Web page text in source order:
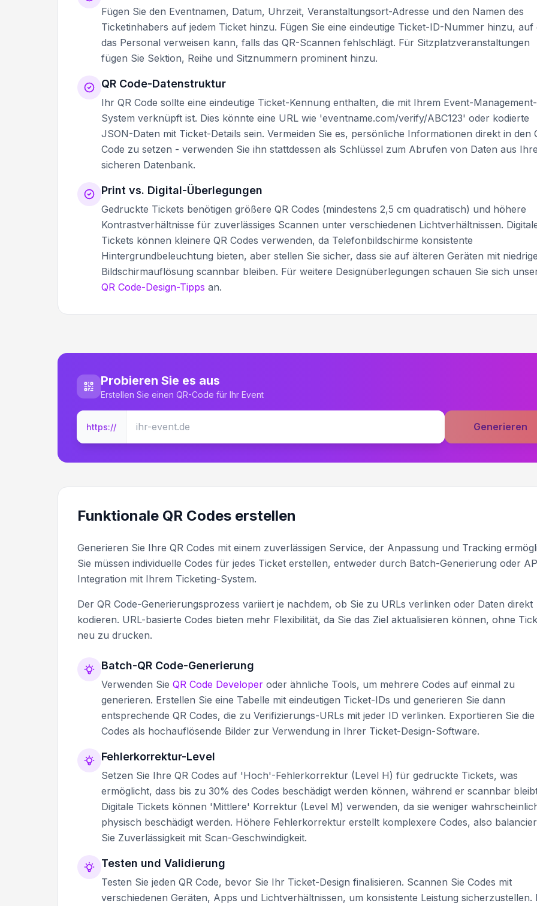
Fügen Sie den Eventnamen, Datum, Uhrzeit, Veranstaltungsort-Adresse und den Namen des
Ticketinhabers auf jedem Ticket hinzu. Fügen Sie eine eindeutige Ticket-ID-Nummer hinzu, auf
das Personal verweisen kann, falls das QR-Scannen fehlschlägt. Für Sitzplatzveranstaltungen
fügen Sie Sektion, Reihe und Sitznummern prominent hinzu.
QR Code-Datenstruktur
Ihr QR Code sollte eine eindeutige Ticket-Kennung enthalten, die mit Ihrem Event-Management-
System verknüpft ist. Dies könnte eine URL wie 'eventname.com/verify/ABC123' oder kodierte
JSON-Daten mit Ticket-Details sein. Vermeiden Sie es, persönliche Informationen direkt in den
Code zu setzen - verwenden Sie ihn stattdessen als Schlüssel zum Abrufen von Daten aus
sicheren Datenbank.
Print vs. Digital-Überlegungen
Gedruckte Tickets benötigen größere QR Codes (mindestens 2,5 cm quadratisch) und höhere
Kontrastverhältnisse für zuverlässiges Scannen unter verschiedenen Lichtverhältnissen.
Tickets können kleinere QR Codes verwenden, da Telefonbildschirme konsistente
Hintergrundbeleuchtung bieten, aber stellen Sie sicher, dass sie auf älteren Geräten mit
Bildschirmauflösung scannbar bleiben. Für weitere Designüberlegungen schauen Sie sich
QR Code-Design-Tipps an.
Probieren Sie es aus
Erstellen Sie einen QR-Code für Ihr Event
https:// Generieren
Funktionale QR Codes erstellen
Generieren Sie Ihre QR Codes mit einem zuverlässigen Service, der Anpassung und Tracking
Sie müssen individuelle Codes für jedes Ticket erstellen, entweder durch Batch-Generierung oder
Integration mit Ihrem Ticketing-System.
Der QR Code-Generierungsprozess variiert je nachdem, ob Sie zu URLs verlinken oder Daten direkt
kodieren. URL-basierte Codes bieten mehr Flexibilität, da Sie das Ziel aktualisieren können, ohne
neu zu drucken.
Batch-QR Code-Generierung
Verwenden Sie QR Code Developer oder ähnliche Tools, um mehrere Codes auf einmal zu
generieren. Erstellen Sie eine Tabelle mit eindeutigen Ticket-IDs und generieren Sie dann
entsprechende QR Codes, die zu Verifizierungs-URLs mit jeder ID verlinken. Exportieren Sie die
Codes als hochauflösende Bilder zur Verwendung in Ihrer Ticket-Design-Software.
Fehlerkorrektur-Level
Setzen Sie Ihre QR Codes auf 'Hoch'-Fehlerkorrektur (Level H) für gedruckte Tickets, was
ermöglicht, dass bis zu 30% des Codes beschädigt werden können, während er scannbar
Digitale Tickets können 'Mittlere' Korrektur (Level M) verwenden, da sie weniger
physisch beschädigt werden. Höhere Fehlerkorrektur erstellt komplexere Codes, also
Sie Zuverlässigkeit mit Scan-Geschwindigkeit.
Testen und Validierung
Testen Sie jeden QR Code, bevor Sie Ihr Ticket-Design finalisieren. Scannen Sie Codes mit
verschiedenen Geräten, Apps und Lichtverhältnissen, um konsistente Leistung sicherzustellen.